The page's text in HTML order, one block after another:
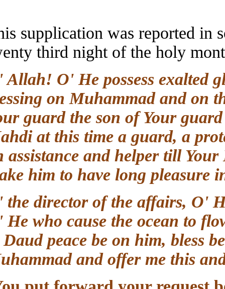
This supplication was reported
twenty third night of the holy
O' Allah! O' He possess
blessing on Muhammad and
Your guard the son of Your
Mahdi at this time a guard, a
an assistance and helper till
make him to have long
O' the director of the affairs,
O' He who cause the ocean to
to Daud peace be on him,
Muhammad and offer me this